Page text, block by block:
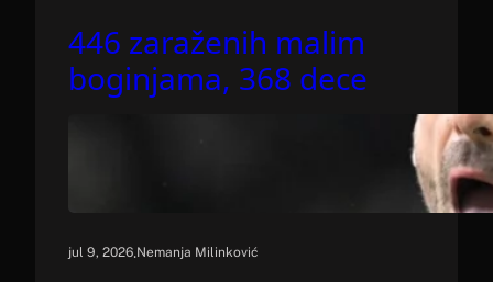
446 zaraženih malim
boginjama, 368 dece
jul 9, 2026.Nemanja Milinković